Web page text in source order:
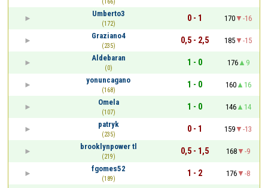
(166)
Umberto3
(172)
0 - 1 170
-16
Graziano4
(235)
0,5 - 2,5 185
-15
Aldebaran
(0)
1 - 0 176
9
yonuncagano
(168)
1 - 0 160
16
Omela
(107)
1 - 0 146
14
patryk
(235)
0 - 1 159
-13
brooklynpower tl
(219)
0,5 - 1,5 168
-9
fgomes52
(189)
1 - 2 176
-8